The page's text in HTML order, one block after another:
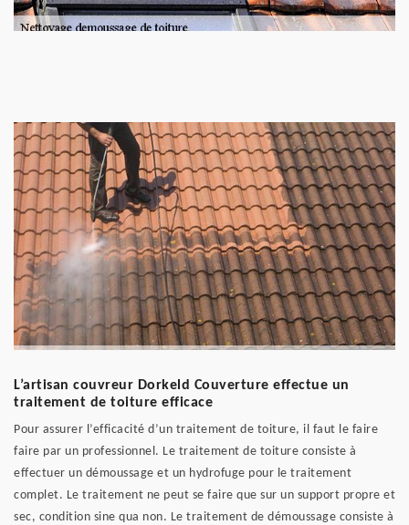
L’artisan couvreur Dorkeld Couverture effectue un
traitement de toiture efficace
Pour assurer l’efficacité d’un traitement de toiture, il faut le faire
faire par un professionnel. Le traitement de toiture consiste à
effectuer un démoussage et un hydrofuge pour le traitement
complet. Le traitement ne peut se faire que sur un support propre et
sec, condition sine qua non. Le traitement de démoussage consiste à